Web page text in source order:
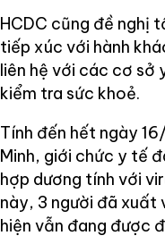
HCDC cũng đề nghị
tiếp xúc với hành
liên hệ với các cơ sở
kiểm tra sức khoẻ.
Tính đến hết ngày
Minh, giới chức y tế
hợp dương tính với
này, 3 người đã xuất
hiện vẫn đang được